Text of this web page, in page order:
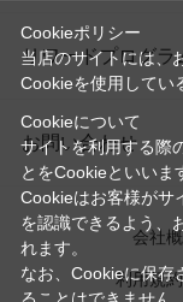
リワードプログラ
お問い合わせ
会社
利用規約
Cookieポリシー
当店のサイトには、
Cookieを使用してい
Cookieについて
サイトを利用する際
とをCookieといいま
Cookieはお客様がサ
を認識できるよう、
れます。
なお、Cookieに保存